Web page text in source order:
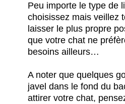
Peu importe le type de
choisissez mais veillez
laisser le plus propre
que votre chat ne
besoins ailleurs…
A noter que quelques
javel dans le fond du
attirer votre chat,